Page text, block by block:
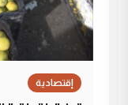
إقتصادية